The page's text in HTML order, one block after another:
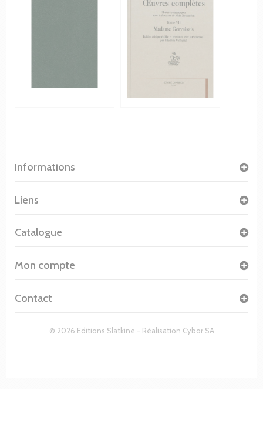
Informations
© 2026 Editions Slatkine - Réalisation Cybor SA
Liens
Catalogue
Mon compte
Contact